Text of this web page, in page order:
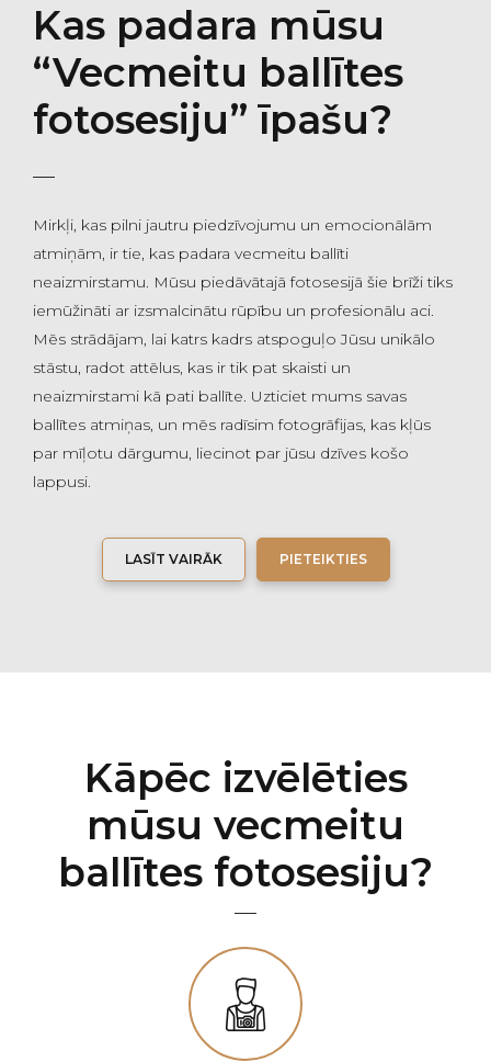
Kas padara mūsu
“Vecmeitu ballītes
fotosesiju” īpašu?
Mirkļi, kas pilni jautru piedzīvojumu un emocionālām
atmiņām, ir tie, kas padara vecmeitu ballīti
neaizmirstamu. Mūsu piedāvātajā fotosesijā šie brīži tiks
iemūžināti ar izsmalcinātu rūpību un profesionālu aci.
Mēs strādājam, lai katrs kadrs atspoguļo Jūsu unikālo
stāstu, radot attēlus, kas ir tik pat skaisti un
neaizmirstami kā pati ballīte. Uzticiet mums savas
ballītes atmiņas, un mēs radīsim fotogrāfijas, kas kļūs
par mīļotu dārgumu, liecinot par jūsu dzīves košo
lappusi.
LASĪT VAIRĀK PIETEIKTIES
Kāpēc izvēlēties
mūsu vecmeitu
ballītes fotosesiju?